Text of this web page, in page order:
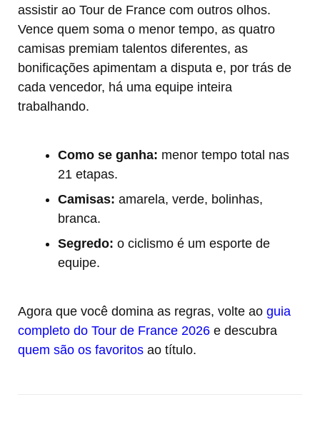
assistir ao Tour de France com outros olhos.
Vence quem soma o menor tempo, as quatro
camisas premiam talentos diferentes, as
bonificações apimentam a disputa e, por trás de
cada vencedor, há uma equipe inteira
trabalhando.
Como se ganha: menor tempo total nas
21 etapas.
Camisas: amarela, verde, bolinhas,
branca.
Segredo: o ciclismo é um esporte de
equipe.
Agora que você domina as regras, volte ao guia
completo do Tour de France 2026 e descubra
quem são os favoritos ao título.